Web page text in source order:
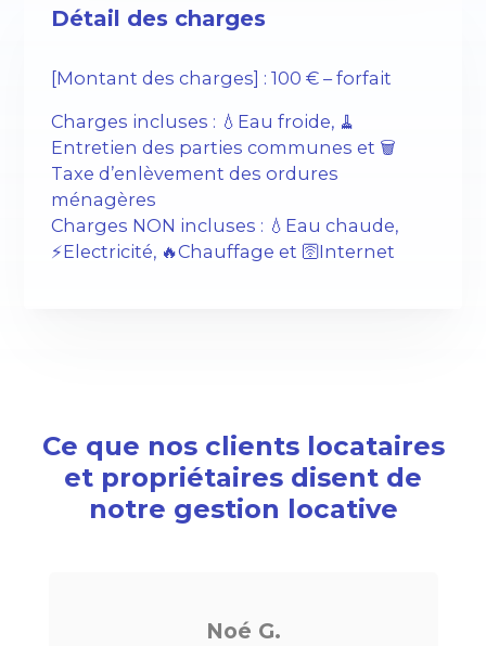
Détail des charges
[Montant des charges] : 100 € – forfait
Charges incluses : 💧Eau froide, 🧹
Entretien des parties communes et 🗑️
Taxe d’enlèvement des ordures
ménagères
Charges NON incluses : 💧Eau chaude,
⚡️Electricité, 🔥Chauffage et 🛜Internet
Ce que nos clients locataires
et propriétaires disent de
notre gestion locative
Noé G.